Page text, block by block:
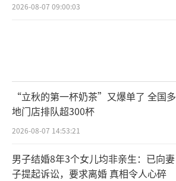
2026-08-07 09:00:03
“立秋的第一杯奶茶”又爆单了 全国多
地门店排队超300杯
2026-08-07 14:53:21
男子结婚8年3个女儿均非亲生：已向妻
子提起诉讼，要求离婚 真相令人心碎